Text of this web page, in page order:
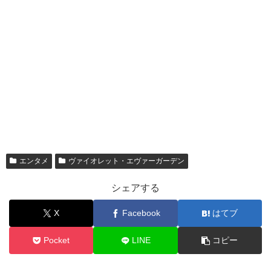
エンタメ ヴァイオレット・エヴァーガーデン
シェアする
X Facebook はてブ
Pocket LINE コピー